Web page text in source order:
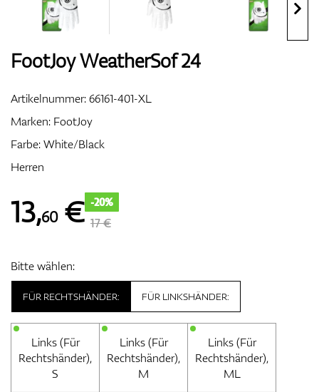
Bags
Entfernungsmesser & GPS
FootJoy WeatherSof 24
Artikelnummer:66161-401-XL
Marken: FootJoy
Farbe: White/Black
Herren
13,60€ -20%
17 €
Bitte wählen:
FÜR RECHTSHÄNDER:
Links (Für
Rechtshänder),
S
Links (Für
Rechtshänder),
M
Links (Für
Rechtshänder),
ML
FÜR LINKSHÄNDER: